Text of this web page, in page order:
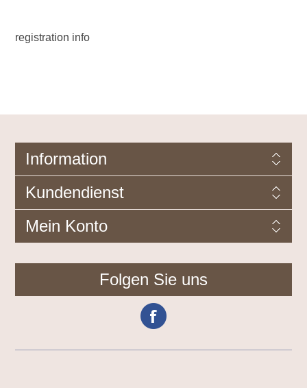
registration info
Information
Kundendienst
Mein Konto
Folgen Sie uns